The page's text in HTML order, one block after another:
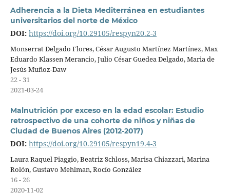
Adherencia a la Dieta Mediterránea en estudiantes
universitarios del norte de México
DOI: https://doi.org/10.29105/respyn20.2-3
Monserrat Delgado Flores, César Augusto Martínez Martínez, Max
Eduardo Klassen Merancio, Julio César Guedea Delgado, Maria de
Jesús Muñoz-Daw
22 - 31
2021-03-24
Malnutrición por exceso en la edad escolar: Estudio
retrospectivo de una cohorte de niños y niñas de
Ciudad de Buenos Aires (2012-2017)
DOI: https://doi.org/10.29105/respyn19.4-3
Laura Raquel Piaggio, Beatriz Schloss, Marisa Chiazzari, Marina
Rolón, Gustavo Mehlman, Rocío González
16 - 26
2020-11-02